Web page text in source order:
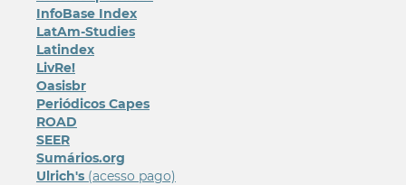
InfoBase Index
LatAm-Studies
Latindex
LivRe!
Oasisbr
Periódicos Capes
ROAD
SEER
Sumários.org
Ulrich's(acesso pago)